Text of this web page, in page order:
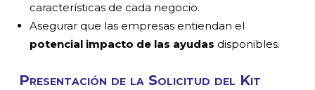
características de cada negocio.
Asegurar que las empresas entiendan el
potencial impacto de las ayudas disponibles.
Presentación de la Solicitud del Kit